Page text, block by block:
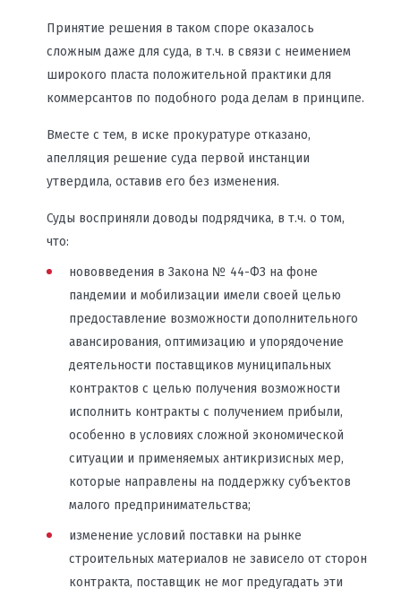
Принятие решения в таком споре оказалось
сложным даже для суда, в т.ч. в связи с неимением
широкого пласта положительной практики для
коммерсантов по подобного рода делам в принципе.
Вместе с тем, в иске прокуратуре отказано,
апелляция решение суда первой инстанции
утвердила, оставив его без изменения.
Суды восприняли доводы подрядчика, в т.ч. о том,
что:
нововведения в Закона № 44-ФЗ на фоне
пандемии и мобилизации имели своей целью
предоставление возможности дополнительного
авансирования, оптимизацию и упорядочение
деятельности поставщиков муниципальных
контрактов с целью получения возможности
исполнить контракты с получением прибыли,
особенно в условиях сложной экономической
ситуации и применяемых антикризисных мер,
которые направлены на поддержку субъектов
малого предпринимательства;
изменение условий поставки на рынке
строительных материалов не зависело от сторон
контракта, поставщик не мог предугадать эти